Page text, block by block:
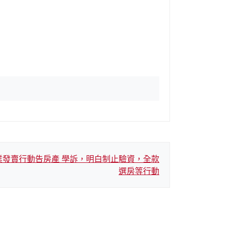
賣行動告房產 學訴，明白制止驗資，全款
選房等行動